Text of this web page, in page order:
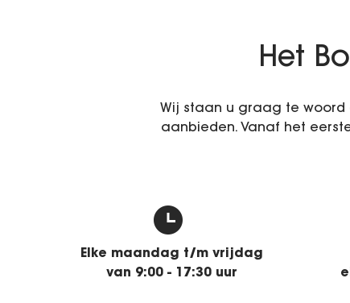
Het
Wij staan u graag te
aanbieden. Vanaf het
Elke maandag t/m vrijdag
van 9:00 - 17:30 uur